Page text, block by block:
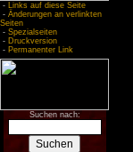
- Links auf diese Seite
- Änderungen an verlinkten
Seiten
- Spezialseiten
- Druckversion
- Permanenter Link
Suchen nach: